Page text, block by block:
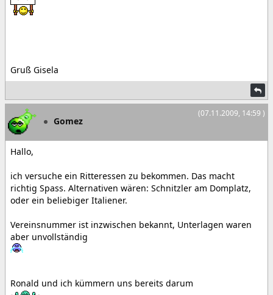
Gruß Gisela
(07.11.2009, 14:59 )
Gomez
Hallo,
ich versuche ein Ritteressen zu bekommen. Das macht
richtig Spass. Alternativen wären: Schnitzler am Domplatz,
oder ein beliebiger Italiener.
Vereinsnummer ist inzwischen bekannt, Unterlagen waren
aber unvollständig
Ronald und ich kümmern uns bereits darum